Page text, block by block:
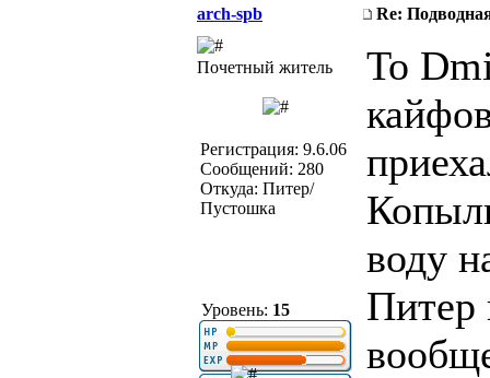
arch-spb Re:
Почетный житель
Регистрация: 9.6.06
Сообщений: 280
Откуда: Питер/
Пустошка
Уровень: 15
To
воду
Питер